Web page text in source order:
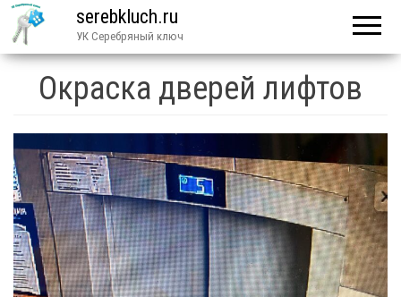
serebkluch.ru
УК Серебряный ключ
Окраска дверей лифтов